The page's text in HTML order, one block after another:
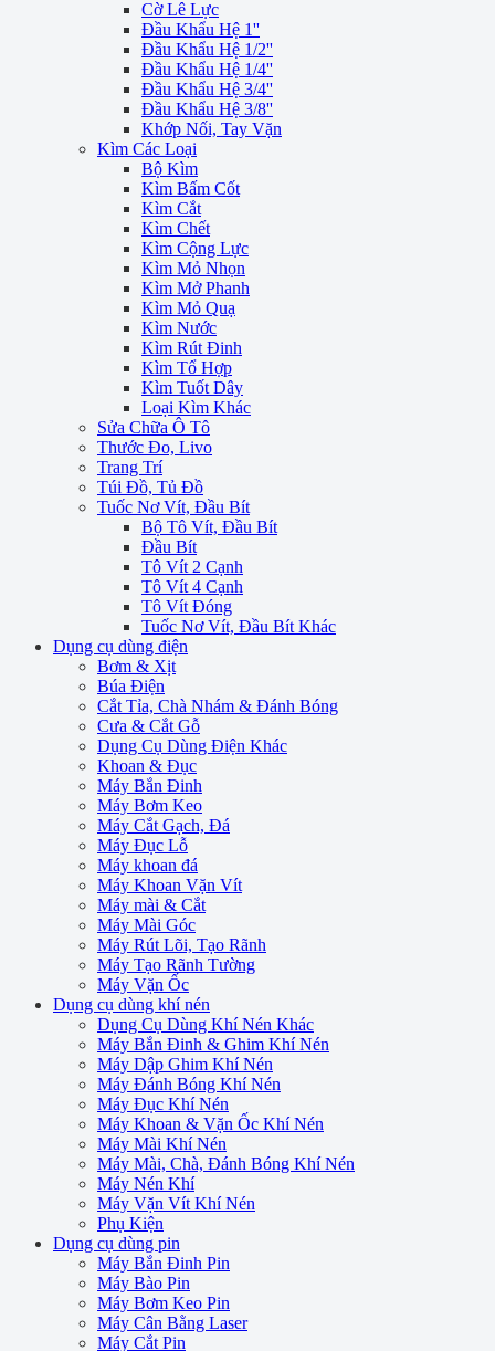
Cờ Lê Lực
Đầu Khẩu Hệ 1''
Đầu Khẩu Hệ 1/2''
Đầu Khẩu Hệ 1/4''
Đầu Khẩu Hệ 3/4''
Đầu Khẩu Hệ 3/8''
Khớp Nối, Tay Vặn
Kìm Các Loại
Bộ Kìm
Kìm Bấm Cốt
Kìm Cắt
Kìm Chết
Kìm Cộng Lực
Kìm Mỏ Nhọn
Kìm Mở Phanh
Kìm Mỏ Quạ
Kìm Nước
Kìm Rút Đinh
Kìm Tổ Hợp
Kìm Tuốt Dây
Loại Kìm Khác
Sửa Chữa Ô Tô
Thước Đo, Livo
Trang Trí
Túi Đồ, Tủ Đồ
Tuốc Nơ Vít, Đầu Bít
Bộ Tô Vít, Đầu Bít
Đầu Bít
Tô Vít 2 Cạnh
Tô Vít 4 Cạnh
Tô Vít Đóng
Tuốc Nơ Vít, Đầu Bít Khác
Dụng cụ dùng điện
Bơm & Xịt
Búa Điện
Cắt Tỉa, Chà Nhám & Đánh Bóng
Cưa & Cắt Gỗ
Dụng Cụ Dùng Điện Khác
Khoan & Đục
Máy Bắn Đinh
Máy Bơm Keo
Máy Cắt Gạch, Đá
Máy Đục Lỗ
Máy khoan đá
Máy Khoan Vặn Vít
Máy mài & Cắt
Máy Mài Góc
Máy Rút Lõi, Tạo Rãnh
Máy Tạo Rãnh Tường
Máy Vặn Ốc
Dụng cụ dùng khí nén
Dụng Cụ Dùng Khí Nén Khác
Máy Bắn Đinh & Ghim Khí Nén
Máy Dập Ghim Khí Nén
Máy Đánh Bóng Khí Nén
Máy Đục Khí Nén
Máy Khoan & Vặn Ốc Khí Nén
Máy Mài Khí Nén
Máy Mài, Chà, Đánh Bóng Khí Nén
Máy Nén Khí
Máy Vặn Vít Khí Nén
Phụ Kiện
Dụng cụ dùng pin
Máy Bắn Đinh Pin
Máy Bào Pin
Máy Bơm Keo Pin
Máy Cân Bằng Laser
Máy Cắt Pin